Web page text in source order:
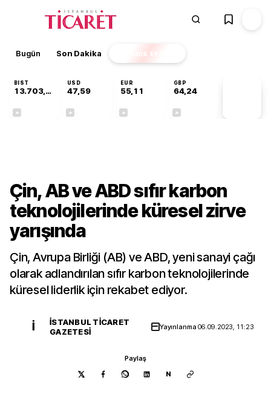
Bugün Son Dakika Finans EKSTRA
BIST
13.703,13
USD
47,59
EUR
55,11
GBP
64,24
Çin, AB ve ABD sıfır karbon
teknolojilerinde küresel zirve
yarışında
Çin, Avrupa Birliği (AB) ve ABD, yeni sanayi çağı
olarak adlandırılan sıfır karbon teknolojilerinde
küresel liderlik için rekabet ediyor.
İ
İSTANBUL TICARET
GAZETESI
Yayınlanma06.09.2023, 11:23
Paylaş
N